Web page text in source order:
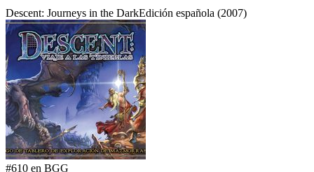
Descent: Journeys in the DarkEdición española (2007)
#610 en BGG